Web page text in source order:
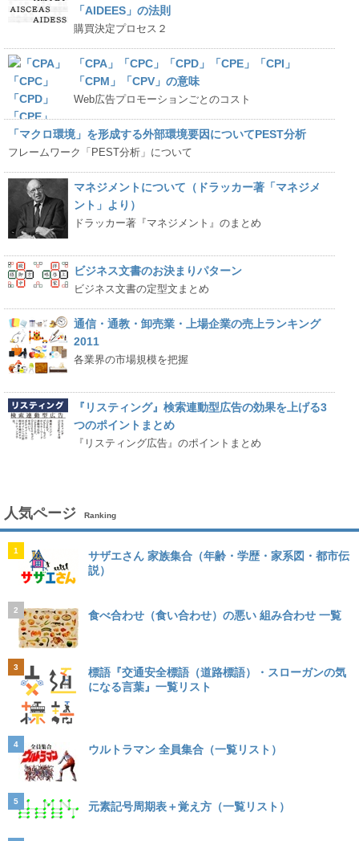
「AIDEES」の法則
購買決定プロセス２
「CPA」「CPC」「CPD」「CPE」「CPI」
「CPM」「CPV」の意味
Web広告プロモーションごとのコスト
「マクロ環境」を形成する外部環境要因についてPEST分析
フレームワーク「PEST分析」について
マネジメントについて（ドラッカー著「マネジメ
ント」より）
ドラッカー著『マネジメント』のまとめ
ビジネス文書のお決まりパターン
ビジネス文書の定型文まとめ
通信・通教・卸売業・上場企業の売上ランキング
2011
各業界の市場規模を把握
『リスティング』検索連動型広告の効果を上げる3
つのポイントまとめ
『リスティング広告』のポイントまとめ
人気ページ Ranking
1
サザエさん 家族集合（年齢・学歴・家系図・都市伝
説）
2 食べ合わせ（食い合わせ）の悪い 組み合わせ 一覧
3
標語『交通安全標語（道路標語）・スローガンの気
になる言葉』一覧リスト
4 ウルトラマン 全員集合（一覧リスト）
5 元素記号周期表＋覚え方（一覧リスト）